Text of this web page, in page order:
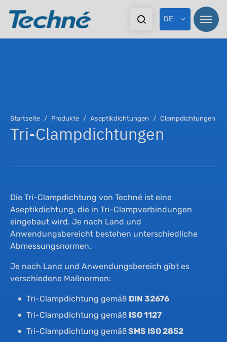
DE
Startseite Produkte Aseptikdichtungen Clampdichtungen
Tri-Clampdichtungen
Die Tri-Clampdichtung von Techné ist eine
Aseptikdichtung, die in Tri-Clampverbindungen
eingebaut wird. Je nach Land und
Anwendungsbereicht bestehen unterschiedliche
Abmessungsnormen.
Je nach Land und Anwendungsbereich gibt es
verschiedene Maßnormen:
Tri-Clampdichtung gemäß DIN 32676
Tri-Clampdichtung gemäß ISO 1127
Tri-Clampdichtung gemäßSMS ISO 2852